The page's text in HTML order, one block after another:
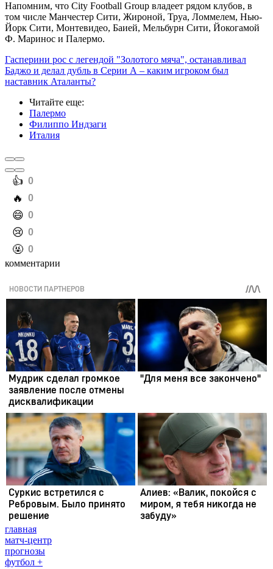
Напомним, что City Football Group владеет рядом клубов, в
том числе Манчестер Сити, Жироной, Труа, Ломмелем, Нью-
Йорк Сити, Монтевидео, Баией, Мельбурн Сити, Йокогамой
Ф. Маринос и Палермо.
Гасперини рос с легендой "Золотого мяча", останавливал
Баджо и делал дубль в Серии А – каким игроком был
наставник Аталанты?
Читайте еще:
Палермо
Филиппо Индзаги
Италия
️👍 0
️🔥 0
️😄 0
️😢 0
️🤬 0
комментарии
главная
матч-центр
прогнозы
футбол +